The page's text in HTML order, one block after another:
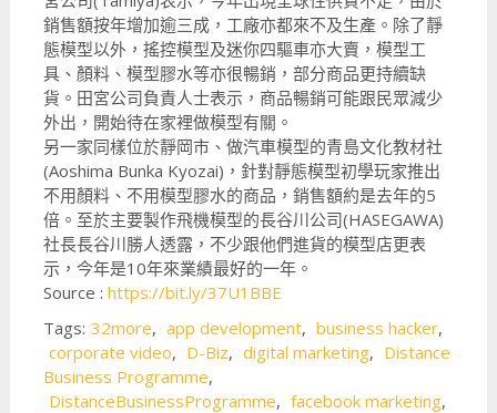
銷售額按年增加逾三成，工廠亦都來不及生產。除了靜
態模型以外，搖控模型及迷你四驅車亦大賣，模型工
具、顏料、模型膠水等亦很暢銷，部分商品更持續缺
貨。田宮公司負責人士表示，商品暢銷可能跟民眾減少
外出，開始待在家裡做模型有關。
另一家同樣位於靜岡市、做汽車模型的青島文化教材社
(Aoshima Bunka Kyozai)，針對靜態模型初學玩家推出
不用顏料、不用模型膠水的商品，銷售額約是去年的5
倍。至於主要製作飛機模型的長谷川公司(HASEGAWA)
社長長谷川勝人透露，不少跟他們進貨的模型店更表
示，今年是10年來業績最好的一年。
Source : https://bit.ly/37U1BBE
Tags: 32more, app development, business hacker,
corporate video, D-Biz, digital marketing, Distance
Business Programme,
DistanceBusinessProgramme, facebook marketing,